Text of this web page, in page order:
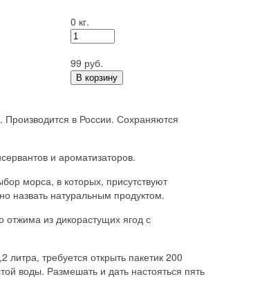
0 кг.
99 руб.
В корзину
в России. Сохраняются
и ароматизаторов.
морса, в которых, присутствуют
назвать натуральным продуктом.
из дикорастущих ягод с
требуется открыть пакетик 200
воды. Размешать и дать настояться пять